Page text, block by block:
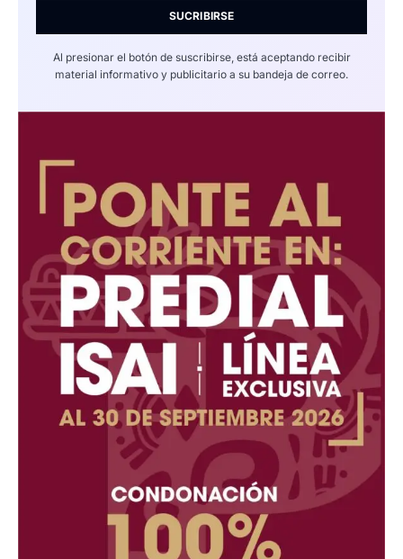
SUCRIBIRSE
Al presionar el botón de suscribirse, está aceptando recibir
material informativo y publicitario a su bandeja de correo.